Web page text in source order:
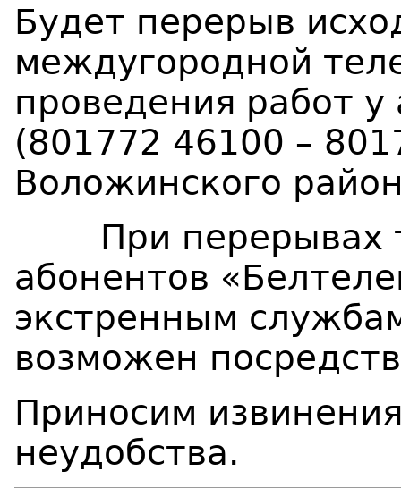
Будет перерыв
междугородной
проведения работ
(801772 46100 –
Воложинского
При перерывах
абонентов
экстренным
возможен
Приносим
неудобства.